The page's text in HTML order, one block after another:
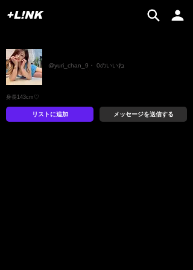
+L!NK
@yuri_chan_9・ 0のいいね
身長143cm♡
リストに追加 メッセージを送信する